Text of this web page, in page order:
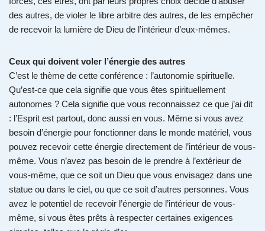
des autres, de violer le libre arbitre des autres, de les empêcher
de recevoir la lumière de Dieu de l’intérieur d’eux-mêmes.
Ceux qui doivent voler l’énergie des autres
C’est le thème de cette conférence : l’autonomie spirituelle.
Qu’est-ce que cela signifie que vous êtes spirituellement
autonomes ? Cela signifie que vous reconnaissez ce que j’ai dit
: l’Esprit est partout, donc aussi en vous. Même si vous avez
besoin d’énergie pour fonctionner dans le monde matériel, vous
pouvez recevoir cette énergie directement de l’intérieur de vous-
même. Vous n’avez pas besoin de le prendre à l’extérieur de
vous-même, que ce soit un Dieu que vous envisagez dans une
statue ou dans le ciel, ou que ce soit d’autres personnes. Vous
avez le potentiel de recevoir l’énergie de l’intérieur de vous-
même, si vous êtes prêts à respecter certaines exigences